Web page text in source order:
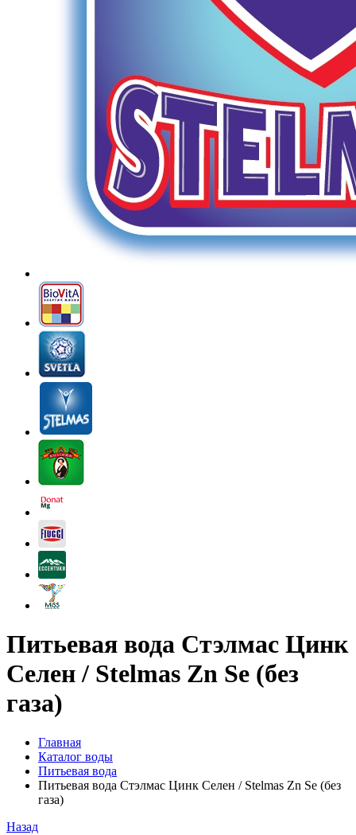
Питьевая вода Стэлмас Цинк
Селен / Stelmas Zn Se (без
газа)
Главная
Каталог воды
Питьевая вода
Питьевая вода Стэлмас Цинк Селен / Stelmas Zn Se (без
газа)
Назад